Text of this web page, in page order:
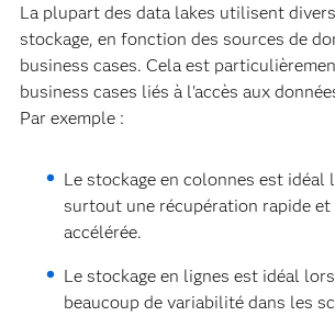
La plupart des data lakes utilisent
stockage, en fonction des sources de
business cases. Cela est
business cases liés à l'accès aux
Par exemple :
Le stockage en colonnes est idéal
surtout une récupération rapide et
accélérée.
Le stockage en lignes est idéal
beaucoup de variabilité dans les